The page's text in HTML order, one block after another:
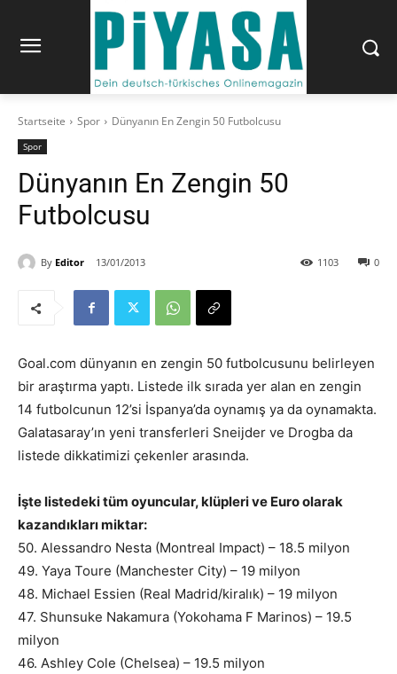
Startseite Spor Dünyanın En Zengin 50 Futbolcusu
Spor
Dünyanın En Zengin 50
Futbolcusu
By Editor 13/01/2013 0
1103
Goal.com dünyanın en zengin 50 futbolcusunu belirleyen
bir araştırma yaptı. Listede ilk sırada yer alan en zengin
14 futbolcunun 12’si İspanya’da oynamış ya da oynamakta.
Galatasaray’ın yeni transferleri Sneijder ve Drogba da
listede dikkatimizi çekenler arasında.
İşte listedeki tüm oyuncular, klüpleri ve Euro olarak
kazandıkları miktar:
50. Alessandro Nesta (Montreal Impact) – 18.5 milyon
49. Yaya Toure (Manchester City) – 19 milyon
48. Michael Essien (Real Madrid/kiralık) – 19 milyon
47. Shunsuke Nakamura (Yokohama F Marinos) – 19.5
milyon
46. Ashley Cole (Chelsea) – 19.5 milyon